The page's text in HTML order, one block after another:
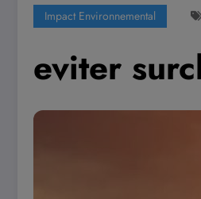
Impact Environnemental
eviter